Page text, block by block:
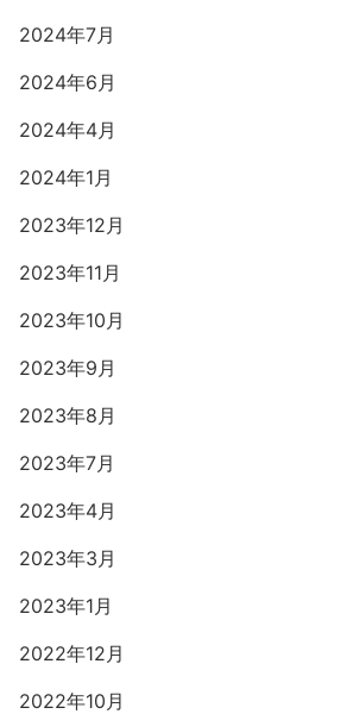
2024年7月
2024年6月
2024年4月
2024年1月
2023年12月
2023年11月
2023年10月
2023年9月
2023年8月
2023年7月
2023年4月
2023年3月
2023年1月
2022年12月
2022年10月